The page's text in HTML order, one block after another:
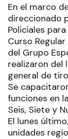
En el marco
direccionado
Policiales
Curso
del Grupo
realizaron del
general de
Se
funciones en
Seis, Siete y
El lunes
unidades